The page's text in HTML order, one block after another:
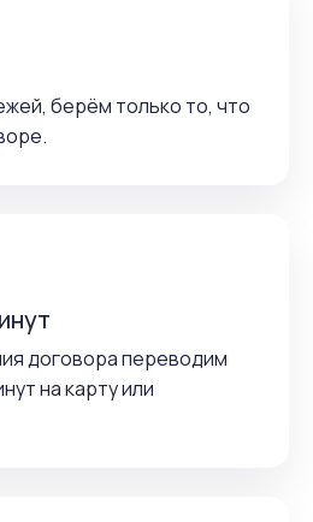
берём только то, что
договора переводим
на карту или